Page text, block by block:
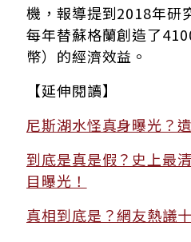
機，報導提到2018年研
每年替蘇格蘭創造了
幣）的經濟效益。
【延伸閱讀】
尼斯湖水怪真身曝光？
到底是真是假？史上最
目曝光！
真相到底是？網友熱議